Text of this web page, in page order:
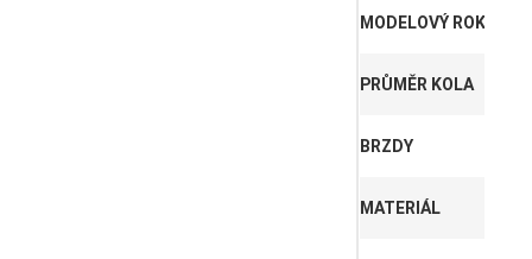
MODELOVÝ ROK
PRŮMĚR KOLA
BRZDY
MATERIÁL